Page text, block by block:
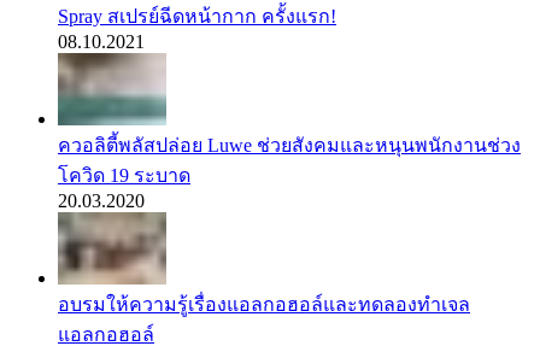
Spray สเปรย์ฉีดหน้ากาก ครั้งแรก!
08.10.2021
ควอลิตี้พลัสปล่อย Luwe ช่วยสังคมและหนุนพนักงานช่วง
โควิด 19 ระบาด
20.03.2020
อบรมให้ความรู้เรื่องแอลกอฮอล์และทดลองทำเจล
แอลกอฮอล์